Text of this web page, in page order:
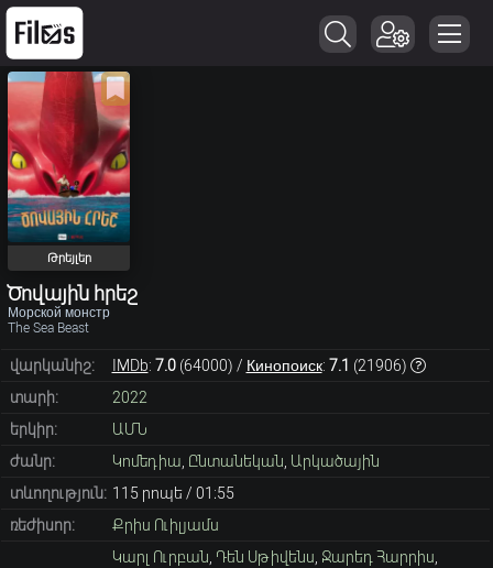
Թրեյլեր
Ծովային հրեշ
Морской монстр
The Sea Beast
վարկանիշ: IMDb: 7.0(64000) / Кинопоиск: 7.1 (21906)
տարի:
2022
երկիր:
ԱՄՆ
ժանր:
Կոմեդիա, Ընտանեկան, Արկածային
տևողություն: 115 րոպե / 01։55
ռեժիսոր:
Քրիս Ուիլյամս
Կարլ Ուրբան, Դեն Սթիվենս, Ջարեդ Հարրիս,